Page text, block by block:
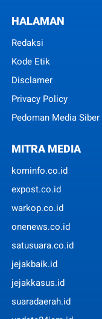
HALAMAN
Redaksi
Kode Etik
Disclamer
Privacy Policy
Pedoman Media Siber
MITRA MEDIA
kominfo.co.id
expost.co.id
warkop.co.id
onenews.co.id
satusuara.co.id
jejakbaik.id
jejakkasus.id
suaradaerah.id